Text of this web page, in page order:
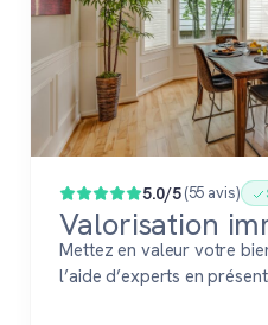
5.0/5(55 avis)
Valorisation
Mettez en valeur votre
l’aide d’experts en